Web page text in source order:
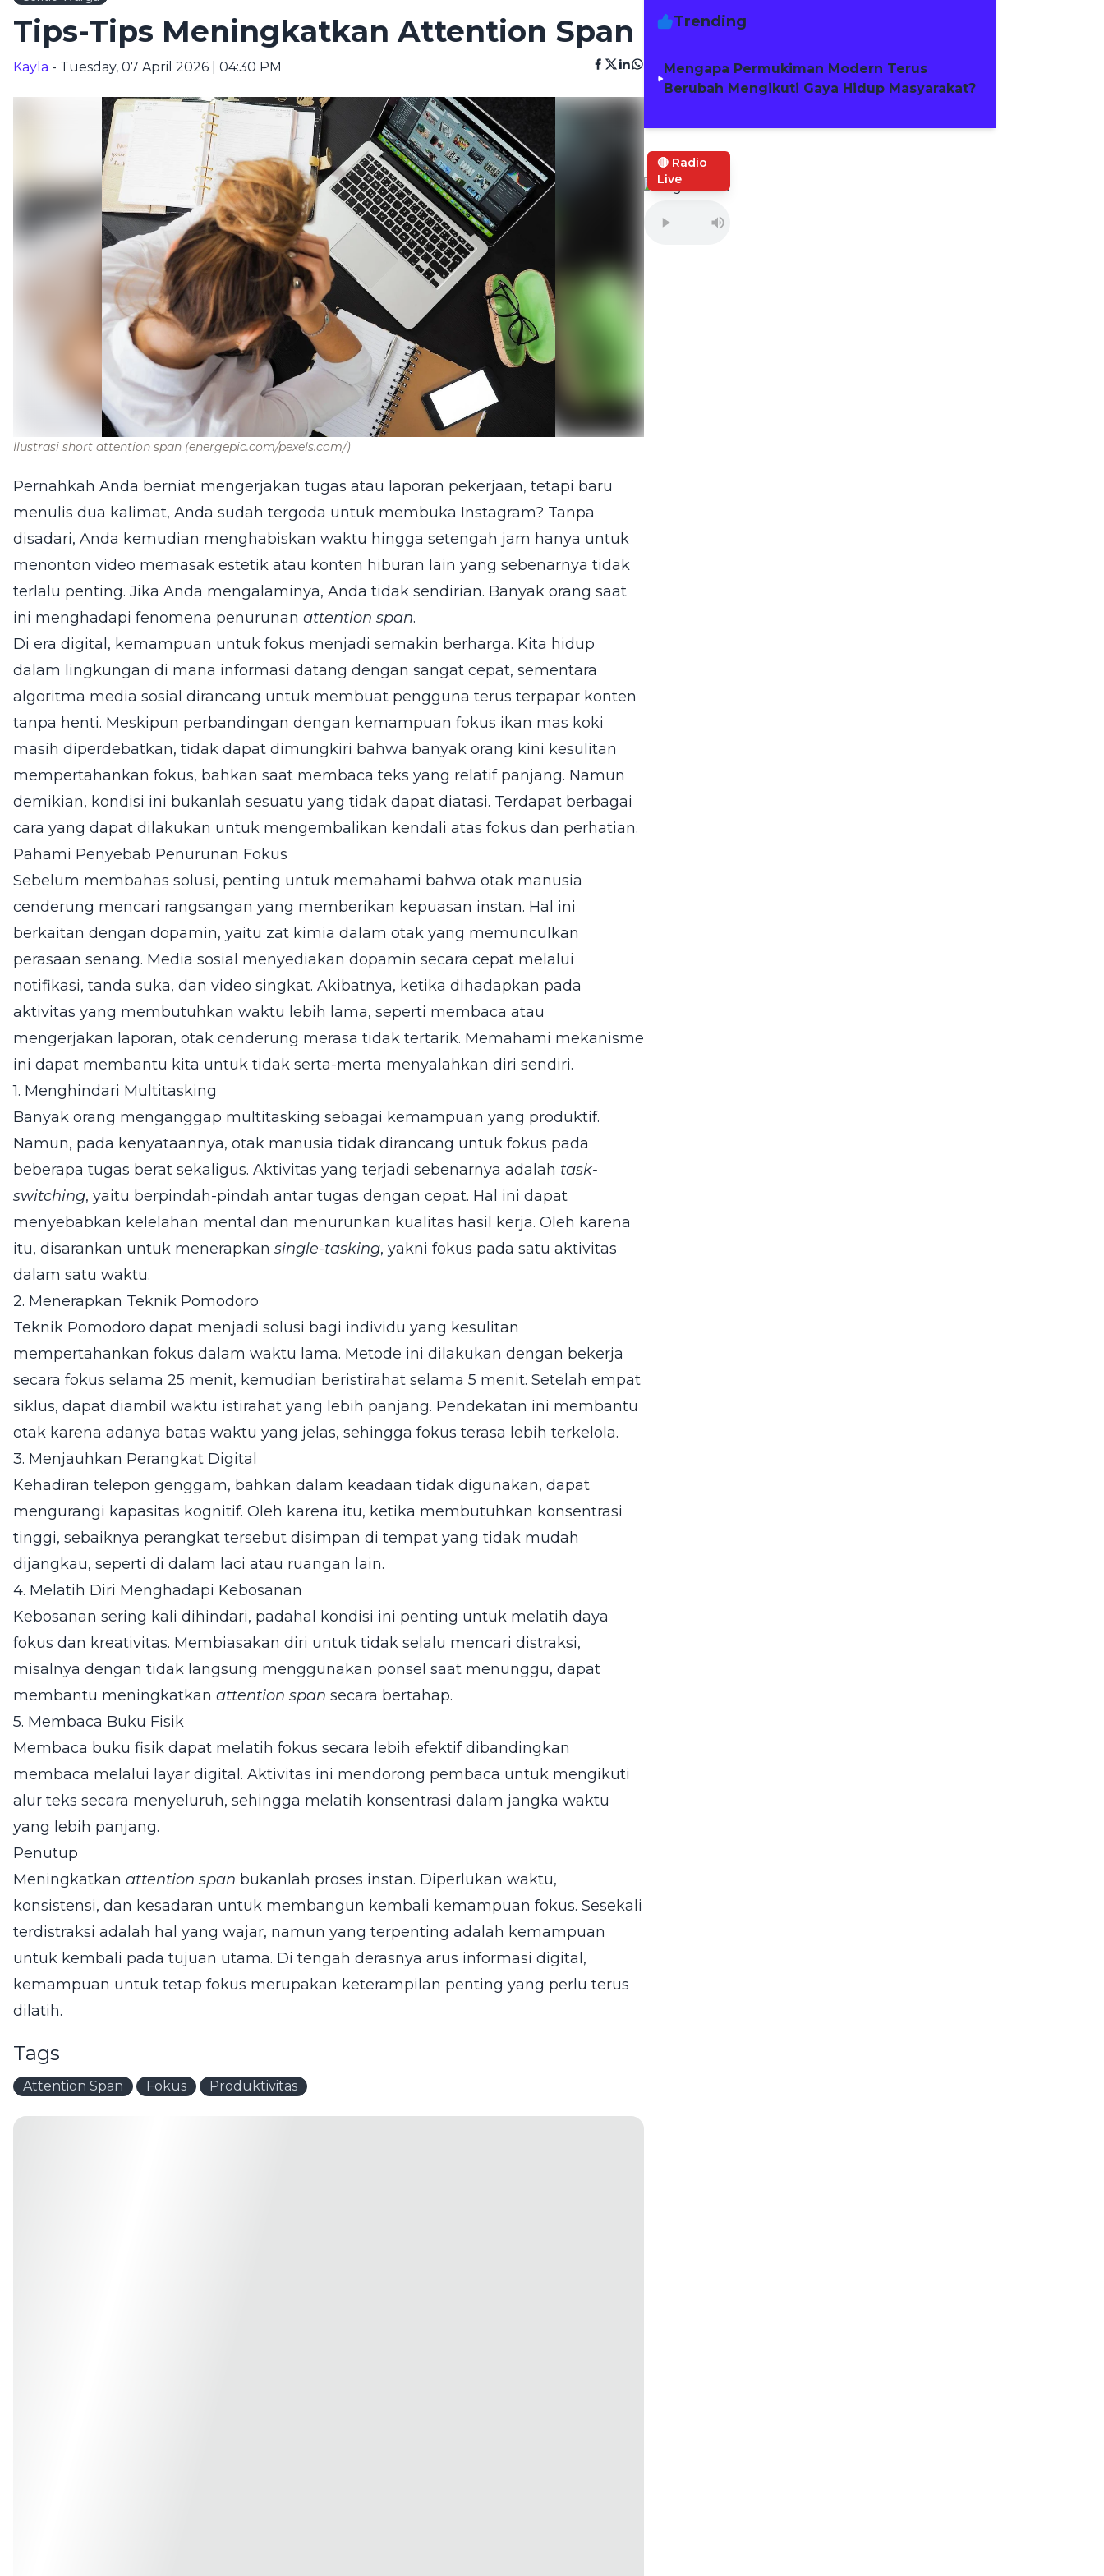
Tips-Tips Meningkatkan Attention Span
Kayla - Tuesday, 07 April 2026 | 04:30 PM
Ilustrasi short attention span (energepic.com/pexels.com/)
Pernahkah Anda berniat mengerjakan tugas atau laporan pekerjaan, tetapi baru
menulis dua kalimat, Anda sudah tergoda untuk membuka Instagram? Tanpa
disadari, Anda kemudian menghabiskan waktu hingga setengah jam hanya untuk
menonton video memasak estetik atau konten hiburan lain yang sebenarnya tidak
terlalu penting. Jika Anda mengalaminya, Anda tidak sendirian. Banyak orang saat
ini menghadapi fenomena penurunan attention span.
Di era digital, kemampuan untuk fokus menjadi semakin berharga. Kita hidup
dalam lingkungan di mana informasi datang dengan sangat cepat, sementara
algoritma media sosial dirancang untuk membuat pengguna terus terpapar konten
tanpa henti. Meskipun perbandingan dengan kemampuan fokus ikan mas koki
masih diperdebatkan, tidak dapat dimungkiri bahwa banyak orang kini kesulitan
mempertahankan fokus, bahkan saat membaca teks yang relatif panjang. Namun
demikian, kondisi ini bukanlah sesuatu yang tidak dapat diatasi. Terdapat berbagai
cara yang dapat dilakukan untuk mengembalikan kendali atas fokus dan perhatian.
Pahami Penyebab Penurunan Fokus
Sebelum membahas solusi, penting untuk memahami bahwa otak manusia
cenderung mencari rangsangan yang memberikan kepuasan instan. Hal ini
berkaitan dengan dopamin, yaitu zat kimia dalam otak yang memunculkan
perasaan senang. Media sosial menyediakan dopamin secara cepat melalui
notifikasi, tanda suka, dan video singkat. Akibatnya, ketika dihadapkan pada
aktivitas yang membutuhkan waktu lebih lama, seperti membaca atau
mengerjakan laporan, otak cenderung merasa tidak tertarik. Memahami mekanisme
ini dapat membantu kita untuk tidak serta-merta menyalahkan diri sendiri.
1. Menghindari Multitasking
Banyak orang menganggap multitasking sebagai kemampuan yang produktif.
Namun, pada kenyataannya, otak manusia tidak dirancang untuk fokus pada
beberapa tugas berat sekaligus. Aktivitas yang terjadi sebenarnya adalah task-
switching, yaitu berpindah-pindah antar tugas dengan cepat. Hal ini dapat
menyebabkan kelelahan mental dan menurunkan kualitas hasil kerja. Oleh karena
itu, disarankan untuk menerapkan single-tasking, yakni fokus pada satu aktivitas
dalam satu waktu.
2. Menerapkan Teknik Pomodoro
Teknik Pomodoro dapat menjadi solusi bagi individu yang kesulitan
mempertahankan fokus dalam waktu lama. Metode ini dilakukan dengan bekerja
secara fokus selama 25 menit, kemudian beristirahat selama 5 menit. Setelah empat
siklus, dapat diambil waktu istirahat yang lebih panjang. Pendekatan ini membantu
otak karena adanya batas waktu yang jelas, sehingga fokus terasa lebih terkelola.
3. Menjauhkan Perangkat Digital
Kehadiran telepon genggam, bahkan dalam keadaan tidak digunakan, dapat
mengurangi kapasitas kognitif. Oleh karena itu, ketika membutuhkan konsentrasi
tinggi, sebaiknya perangkat tersebut disimpan di tempat yang tidak mudah
dijangkau, seperti di dalam laci atau ruangan lain.
4. Melatih Diri Menghadapi Kebosanan
Kebosanan sering kali dihindari, padahal kondisi ini penting untuk melatih daya
fokus dan kreativitas. Membiasakan diri untuk tidak selalu mencari distraksi,
misalnya dengan tidak langsung menggunakan ponsel saat menunggu, dapat
membantu meningkatkan attention span secara bertahap.
5. Membaca Buku Fisik
Membaca buku fisik dapat melatih fokus secara lebih efektif dibandingkan
membaca melalui layar digital. Aktivitas ini mendorong pembaca untuk mengikuti
alur teks secara menyeluruh, sehingga melatih konsentrasi dalam jangka waktu
yang lebih panjang.
Penutup
Meningkatkan attention span bukanlah proses instan. Diperlukan waktu,
konsistensi, dan kesadaran untuk membangun kembali kemampuan fokus. Sesekali
terdistraksi adalah hal yang wajar, namun yang terpenting adalah kemampuan
untuk kembali pada tujuan utama. Di tengah derasnya arus informasi digital,
kemampuan untuk tetap fokus merupakan keterampilan penting yang perlu terus
dilatih.
Tags
Attention Span Fokus Produktivitas
Trending
Mengapa Permukiman Modern Terus
Berubah Mengikuti Gaya Hidup Masyarakat?
🔴 Radio
Live